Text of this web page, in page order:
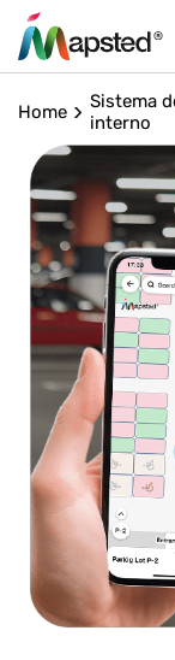
Home
Sistema
interno